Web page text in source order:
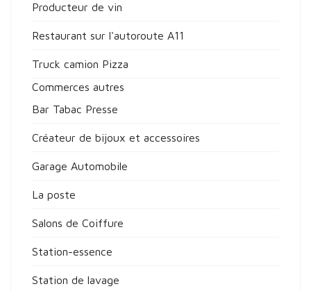
Producteur de vin
Restaurant sur l'autoroute A11
Truck camion Pizza
Commerces autres
Bar Tabac Presse
Créateur de bijoux et accessoires
Garage Automobile
La poste
Salons de Coiffure
Station-essence
Station de lavage